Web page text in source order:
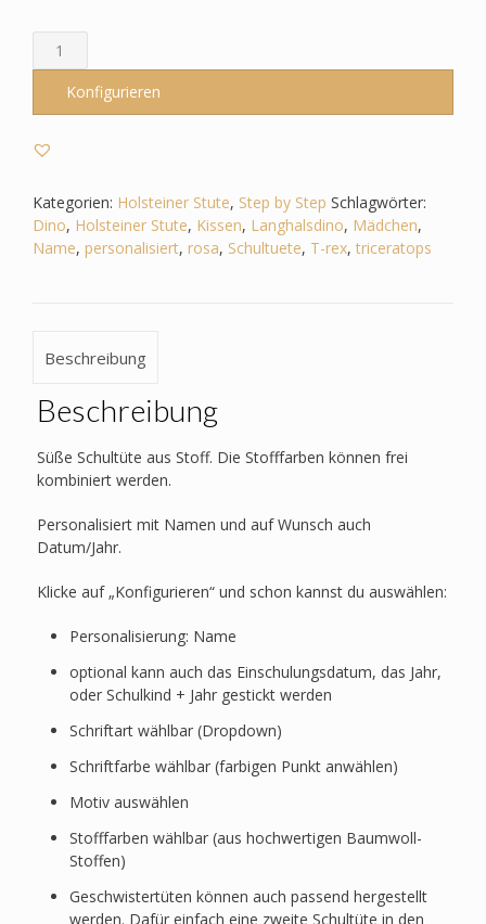
Schultüte
passend
StepbyStep-
Stute
Dino
-
Triceratops
Langhalsdino
Konfigurieren
Kategorien: Holsteiner Stute, Step by Step Schlagwörter:
Dino, Holsteiner Stute, Kissen, Langhalsdino, Mädchen,
Name, personalisiert, rosa, Schultuete, T-rex, triceratops
Beschreibung
Beschreibung
Süße Schultüte aus Stoff. Die Stofffarben können frei
kombiniert werden.
Personalisiert mit Namen und auf Wunsch auch
Datum/Jahr.
Klicke auf „Konfigurieren“ und schon kannst du auswählen:
Personalisierung: Name
optional kann auch das Einschulungsdatum, das Jahr,
oder Schulkind + Jahr gestickt werden
Schriftart wählbar (Dropdown)
Schriftfarbe wählbar (farbigen Punkt anwählen)
Motiv auswählen
Stofffarben wählbar (aus hochwertigen Baumwoll-
Stoffen)
Geschwistertüten können auch passend hergestellt
werden. Dafür einfach eine zweite Schultüte in den